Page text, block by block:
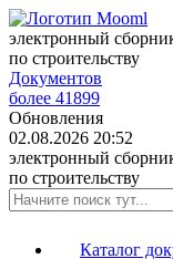
электронный
по строительству
Документов
более 41899
Обновления
02.08.2026 20:52
электронный
по строительству
Каталог